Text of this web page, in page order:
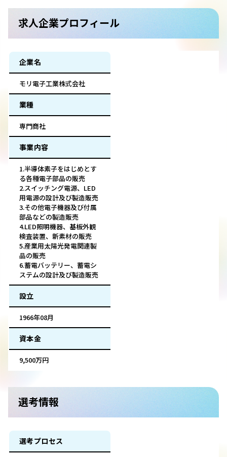
求人企業プロフィール
企業名
モリ電子工業株式会社
業種
専門商社
事業内容
1.半導体素子をはじめとす
る各種電子部品の販売
2.スイッチング電源、LED
用電源の設計及び製造販売
3.その他電子機器及び付属
部品などの製造販売
4.LED照明機器、基板外観
検査装置、新素材の販売
5.産業用太陽光発電関連製
品の販売
6.蓄電バッテリー、蓄電シ
ステムの設計及び製造販売
設立
1966年08月
資本金
9,500万円
選考情報
選考プロセス